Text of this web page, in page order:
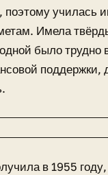
училась
Имела
было трудно
поддержки,
в 1955